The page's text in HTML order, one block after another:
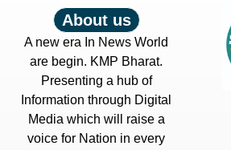
About us
A new era In News World
are begin. KMP Bharat.
Presenting a hub of
Information through Digital
Media which will raise a
voice for Nation in every